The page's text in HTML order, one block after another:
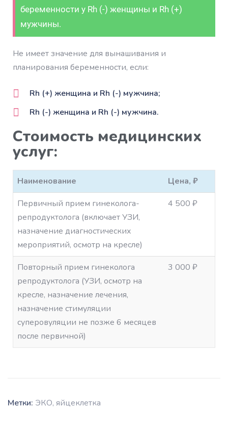
беременности у Rh (-) женщины и Rh (+)
мужчины.
Не имеет значение для вынашивания и
планирования беременности, если:
Rh (+) женщина и Rh (-) мужчина;
Rh (-) женщина и Rh (-) мужчина.
Стоимость медицинских
услуг:
Наименование
Цена, ₽
Первичный прием гинеколога-
репродуктолога (включает УЗИ,
назначение диагностических
мероприятий, осмотр на кресле)
4 500 ₽
Повторный прием гинеколога
репродуктолога (УЗИ, осмотр на
кресле, назначение лечения,
назначение стимуляции
суперовуляции не позже 6 месяцев
после первичной)
3 000 ₽
Метки: ЭКО, яйцеклетка